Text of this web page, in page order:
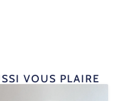
VOUS PLAIRE